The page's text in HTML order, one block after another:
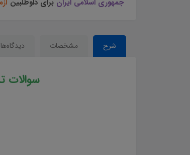
جمهوری اسلامی ايران برای داوطلبین
شرح مشخصات دیدگاه‌ها
سوالات
سوالات و تست قانون حمل و نقل و عبور كالاهای خارجی از قلمرو